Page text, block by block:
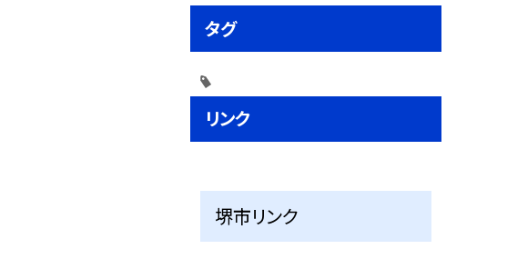
タグ
リンク
堺市リンク